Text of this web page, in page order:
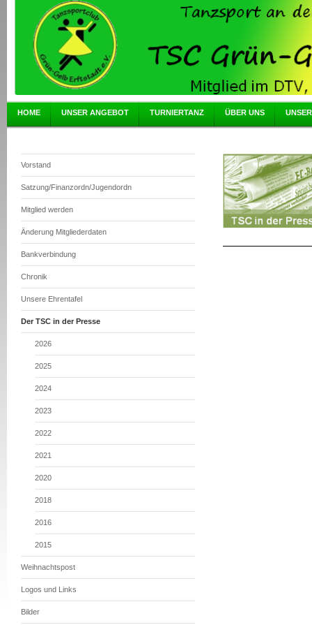
HOME UNSER ANGEBOT TURNIERTANZ ÜBER UNS
Vorstand
Satzung/Finanzordn/Jugendordn
Mitglied werden
Änderung Mitgliederdaten
Bankverbindung
Chronik
Unsere Ehrentafel
Der TSC in der Presse
2026
2025
2024
2023
2022
2021
2020
2018
2016
2015
Weihnachtspost
Logos und Links
Bilder